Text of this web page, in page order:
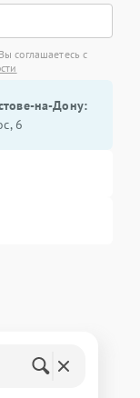
соглашаетесь с
на-Дону:
6